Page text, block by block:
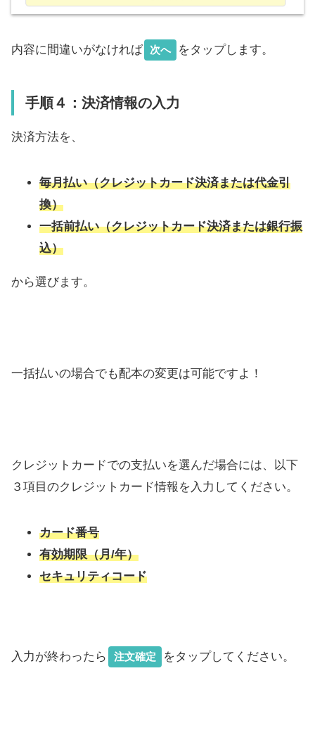
内容に間違いがなければ 次へ をタップします。
手順４：決済情報の入力
決済方法を、
毎月払い（クレジットカード決済または代金引
換）
一括前払い（クレジットカード決済または銀行振
込）
から選びます。
一括払いの場合でも配本の変更は可能ですよ！
クレジットカードでの支払いを選んだ場合には、以下
３項目のクレジットカード情報を入力してください。
カード番号
有効期限（月/年）
セキュリティコード
入力が終わったら 注文確定 をタップしてください。